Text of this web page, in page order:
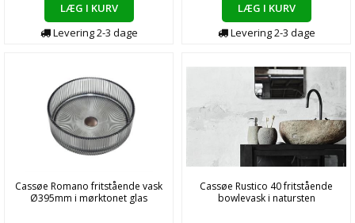
LÆG I KURV
Levering2-3 dage
LÆG I KURV
Levering2-3 dage
Cassøe Romano fritstående vask
Ø395mm i mørktonet glas
Cassøe Rustico 40 fritstående
bowlevask i natursten